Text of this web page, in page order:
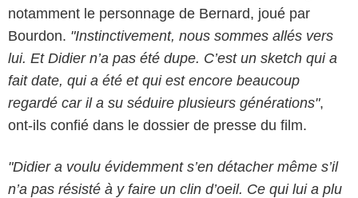
notamment le personnage de Bernard, joué par
Bourdon. "Instinctivement, nous sommes allés vers
lui. Et Didier n’a pas été dupe. C’est un sketch qui a
fait date, qui a été et qui est encore beaucoup
regardé car il a su séduire plusieurs générations",
ont-ils confié dans le dossier de presse du film.
"Didier a voulu évidemment s’en détacher même s’il
n’a pas résisté à y faire un clin d’oeil. Ce qui lui a plu